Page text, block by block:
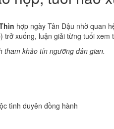
hợp ngày Tân Dậu nhờ quan
trở xuống, luận giải từng tuổi xem
tham khảo tín ngưỡng dân gian.
tình duyên đồng hành